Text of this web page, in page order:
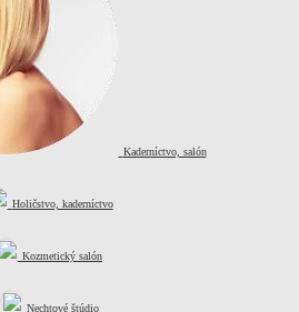
Kaderníctvo, salón
Holičstvo, kaderníctvo
Kozmetický salón
Nechtové štúdio